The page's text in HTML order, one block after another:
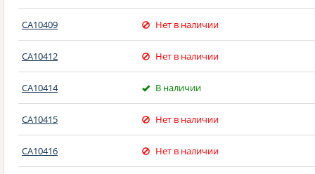
CA10409 Нет в наличии
CA10412 Нет в наличии
CA10414 В наличии
CA10415 Нет в наличии
CA10416 Нет в наличии